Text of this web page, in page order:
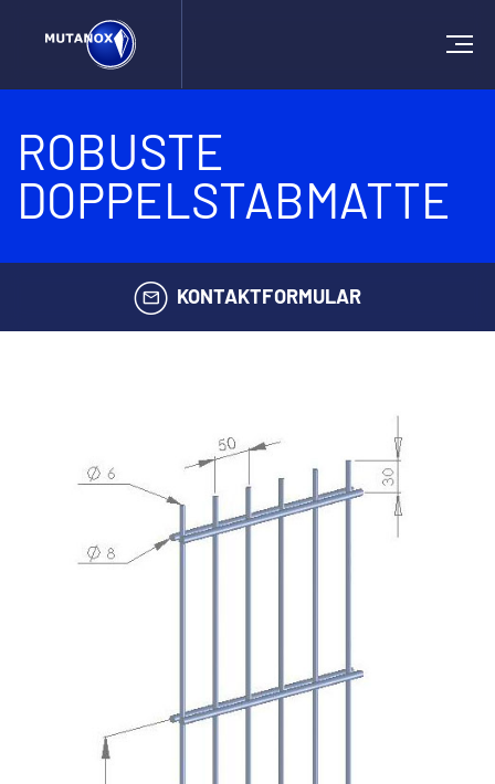
ROBUSTE
DOPPELSTABMATTE
KONTAKTFORMULAR